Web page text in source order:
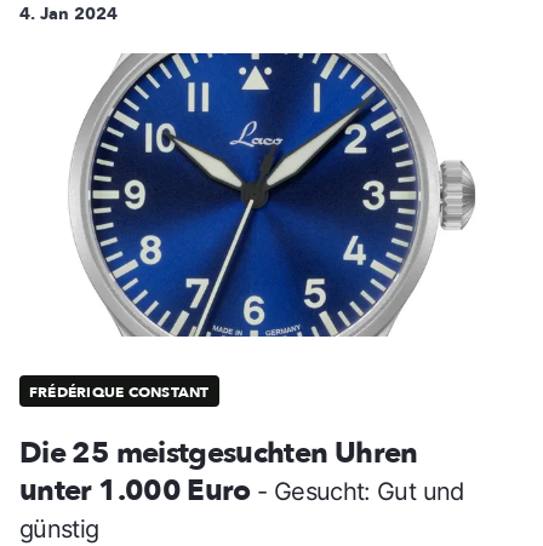
4. Jan 2024
FRÉDÉRIQUE CONSTANT
Die 25 meistgesuchten Uhren
unter 1.000 Euro - Gesucht: Gut und
günstig